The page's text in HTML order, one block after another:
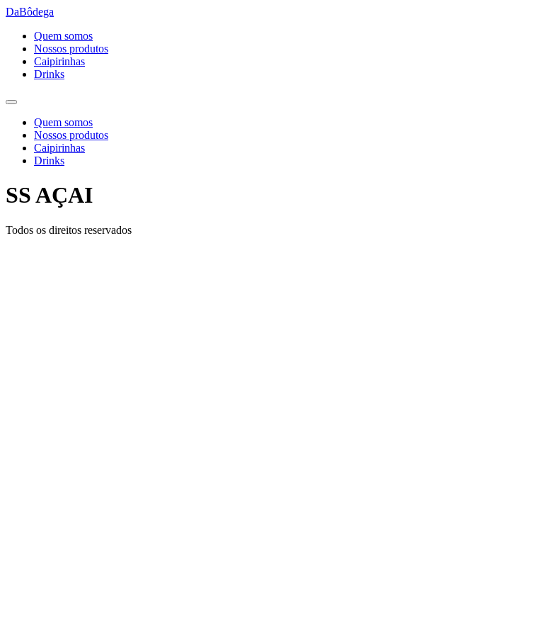
Ir
conteúdo
DaBôdega
Quem somos
Nossos produtos
Caipirinhas
Drinks
Quem somos
Nossos produtos
Caipirinhas
Drinks
SS AÇAI
Todos os direitos reservados